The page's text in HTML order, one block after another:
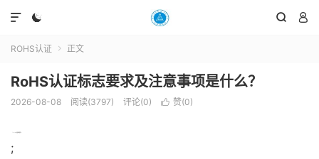
  

ROHS认证  正文
RoHS认证标志要求及注意事项是什么？
2026-08-08 阅读(3797) 评论(0)  赞(0)
;